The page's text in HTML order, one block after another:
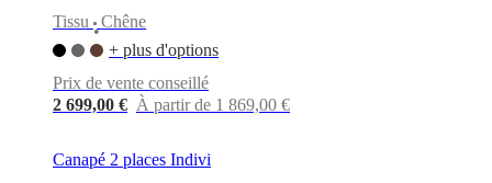
Tissu
•
Chêne
+ plus d'options
Prix de vente conseillé
2 699,00 € À partir de 1 869,00 €
Canapé 2 places Indivi